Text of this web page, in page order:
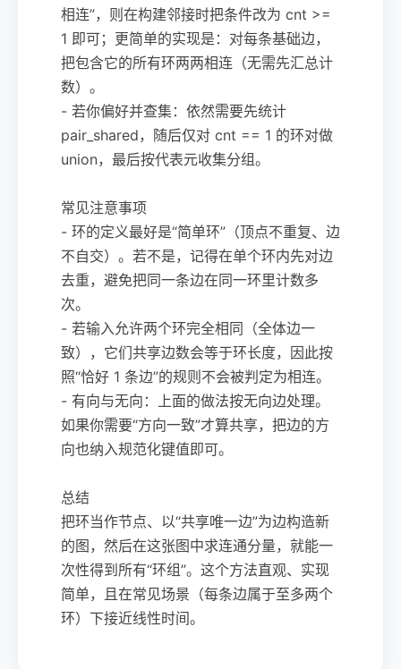
相连”，则在构建邻接时把条件改为 cnt >=
1 即可；更简单的实现是：对每条基础边，
把包含它的所有环两两相连（无需先汇总计
数）。
- 若你偏好并查集：依然需要先统计
pair_shared，随后仅对 cnt == 1 的环对做
union，最后按代表元收集分组。
常见注意事项
- 环的定义最好是“简单环”（顶点不重复、边
不自交）。若不是，记得在单个环内先对边
去重，避免把同一条边在同一环里计数多
次。
- 若输入允许两个环完全相同（全体边一
致），它们共享边数会等于环长度，因此按
照“恰好 1 条边”的规则不会被判定为相连。
- 有向与无向：上面的做法按无向边处理。
如果你需要“方向一致”才算共享，把边的方
向也纳入规范化键值即可。
总结
把环当作节点、以“共享唯一边”为边构造新
的图，然后在这张图中求连通分量，就能一
次性得到所有“环组”。这个方法直观、实现
简单，且在常见场景（每条边属于至多两个
环）下接近线性时间。